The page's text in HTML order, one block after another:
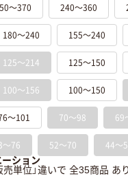
～370 240～360
180～240 155～240
125～214 125～150
100～156 100～150
～101 70～98 69
～76 52～70 44～
ション
売単位」違いで 全35商品 あ